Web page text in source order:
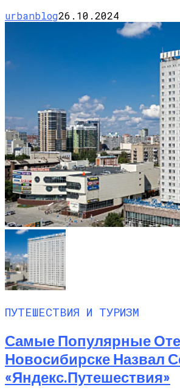
urbanblog26.10.2024
ПУТЕШЕСТВИЯ И ТУРИЗМ
Самые Популярные
Новосибирске Назвал
«Яндекс.Путешествия»